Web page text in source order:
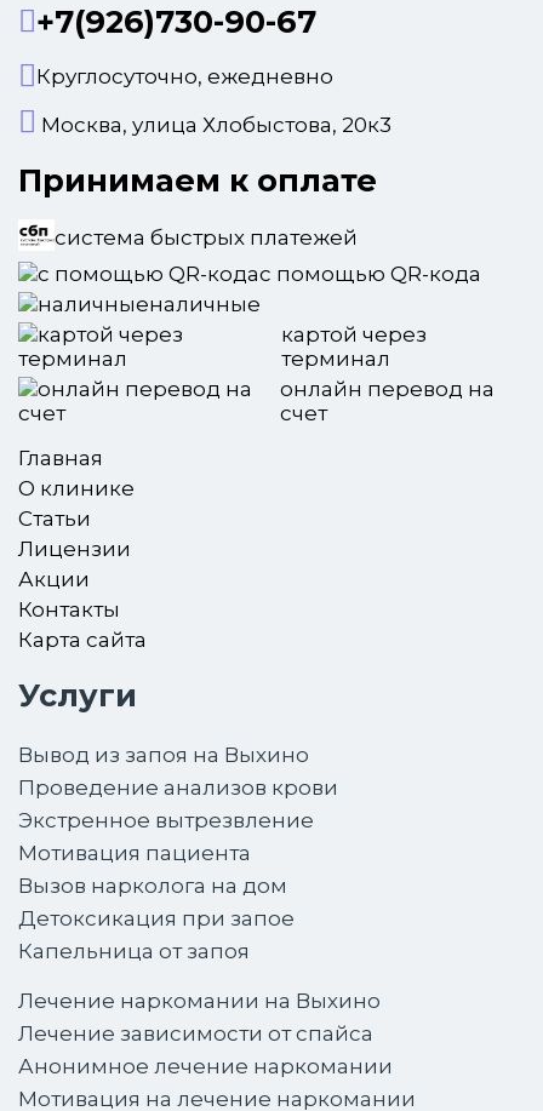
+7(926)730-90-67
Круглосуточно, ежедневно
Москва, улица Хлобыстова, 20к3
Принимаем к оплате
система быстрых платежей
с помощью QR-кода
наличные
картой через
терминал
онлайн перевод на
счет
Главная
О клинике
Статьи
Лицензии
Акции
Контакты
Карта сайта
Услуги
Вывод из запоя на Выхино
Проведение анализов крови
Экстренное вытрезвление
Мотивация пациента
Вызов нарколога на дом
Детоксикация при запое
Капельница от запоя
Лечение наркомании на Выхино
Лечение зависимости от спайса
Анонимное лечение наркомании
Мотивация на лечение наркомании